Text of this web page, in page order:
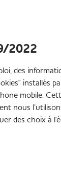
2022
des
installés
mobile.
nous
des choix à